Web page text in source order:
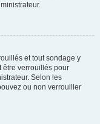
et tout sondage y
être verrouillés pour
Selon les
ou non verrouiller